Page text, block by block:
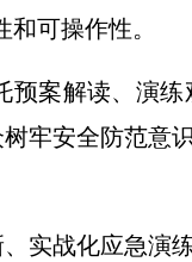
可操作性。
案解读、演
牢安全防范
实战化应急演